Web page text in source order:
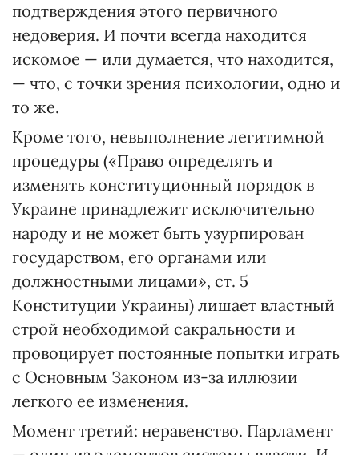
подтверждения этого первичного
недоверия. И почти всегда находится
искомое — или думается, что находится,
— что, с точки зрения психологии, одно и
то же.
Кроме того, невыполнение легитимной
процедуры («Право определять и
изменять конституционный порядок в
Украине принадлежит исключительно
народу и не может быть узурпирован
государством, его органами или
должностными лицами», ст. 5
Конституции Украины) лишает властный
строй необходимой сакральности и
провоцирует постоянные попытки играть
с Основным Законом из-за иллюзии
легкого ее изменения.
Момент третий: неравенство. Парламент